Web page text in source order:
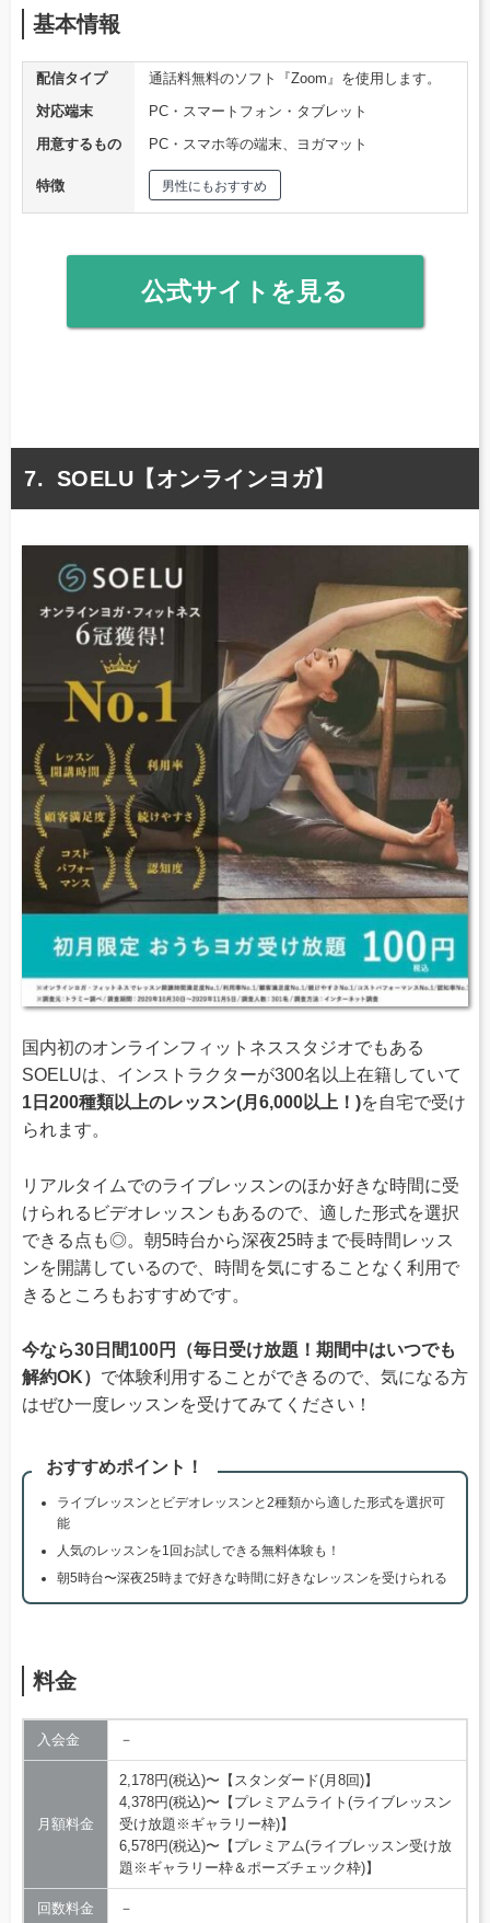
基本情報
配信タイプ
通話料無料のソフト『Zoom』を使用します。
対応端末
PC・スマートフォン・タブレット
用意するもの
PC・スマホ等の端末、ヨガマット
特徴 男性にもおすすめ
公式サイトを見る
SOELU【オンラインヨガ】
国内初のオンラインフィットネススタジオでもある
SOELUは、インストラクターが300名以上在籍していて
1日200種類以上のレッスン(月6,000以上！)を自宅で受け
られます。
リアルタイムでのライブレッスンのほか好きな時間に受
けられるビデオレッスンもあるので、適した形式を選択
できる点も◎。朝5時台から深夜25時まで長時間レッス
ンを開講しているので、時間を気にすることなく利用で
きるところもおすすめです。
今なら30日間100円（毎日受け放題！期間中はいつでも
解約OK） で体験利用することができるので、気になる方
はぜひ一度レッスンを受けてみてください！
おすすめポイント！
ライブレッスンとビデオレッスンと2種類から適した形式を選択可
能
人気のレッスンを1回お試しできる無料体験も！
朝5時台〜深夜25時まで好きな時間に好きなレッスンを受けられる
料金
入会金 －
月額料金
2,178円(税込)〜【スタンダード(月8回)】
4,378円(税込)〜【プレミアムライト(ライブレッスン
受け放題※ギャラリー枠)】
6,578円(税込)〜【プレミアム(ライブレッスン受け放
題※ギャラリー枠＆ポーズチェック枠)】
回数料金 －